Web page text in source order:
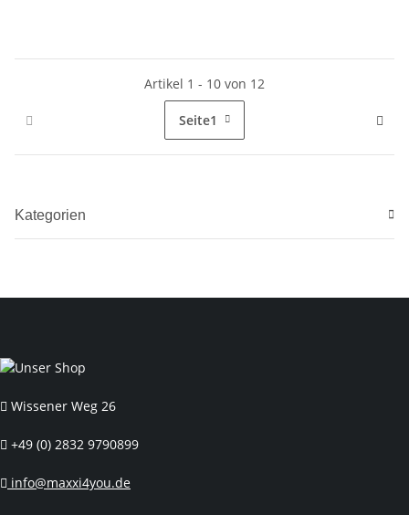
Artikel 1 - 10 von 12
Seite1
Kategorien
Wissener Weg 26
+49 (0) 2832 9790899
info@maxxi4you.de